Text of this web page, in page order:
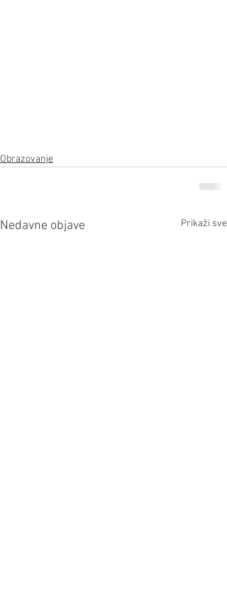
Obrazovanje
Nedavne objave Prikaži sve